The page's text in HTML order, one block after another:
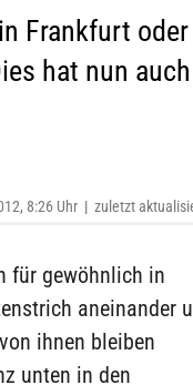
Frankfurt
hat nun
8:26 Uhr | zuletzt
für gewöhnlich in
aneinander
ihnen bleiben
unten in den